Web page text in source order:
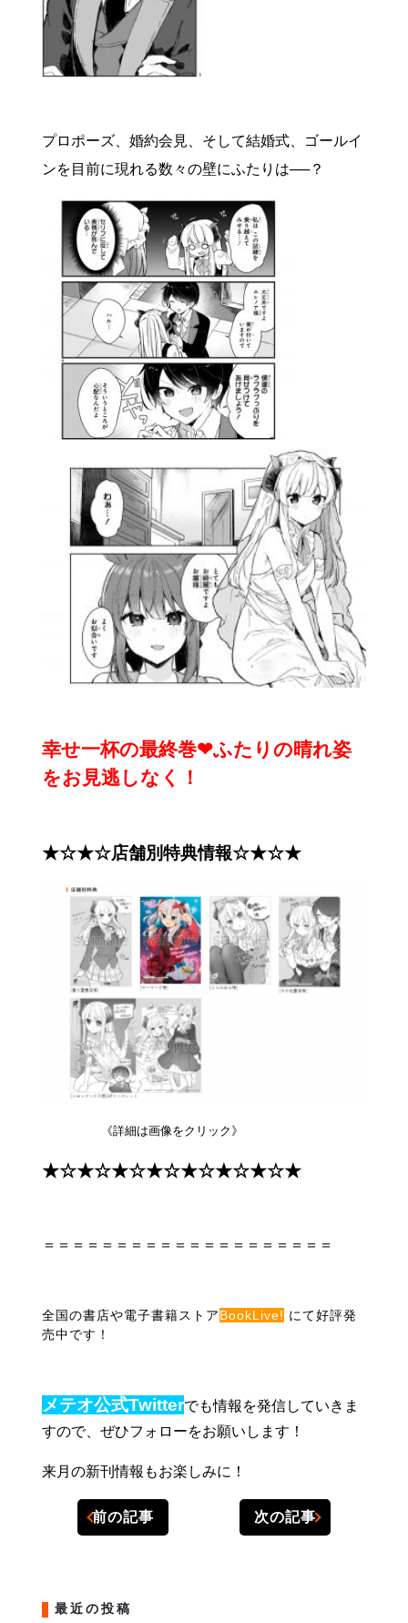
プロポーズ、婚約会見、そして結婚式、ゴールイ
ンを目前に現れる数々の壁にふたりは──？
幸せ一杯の最終巻❤ふたりの晴れ姿
をお見逃しなく！
★☆★☆店舗別特典情報☆★☆★
《詳細は画像をクリック》
★☆★☆★☆★☆★☆★☆★☆★
＝＝＝＝＝＝＝＝＝＝＝＝＝＝＝＝＝＝＝＝
全国の書店や電子書籍ストアBookLive! にて好評発
売中です！
メテオ公式Twitterでも情報を発信していきま
すので、ぜひフォローをお願いします！
来月の新刊情報もお楽しみに！
前の記事 次の記事
最近の投稿